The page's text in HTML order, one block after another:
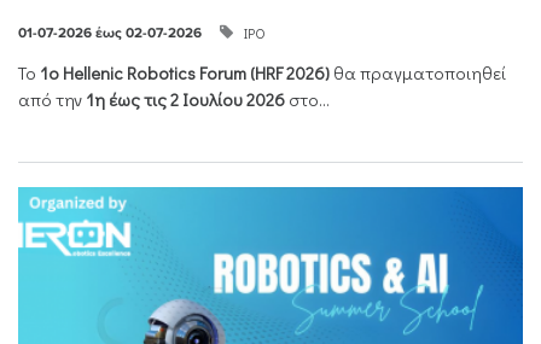
01-07-2026 έως 02-07-2026 ΙΡΟ
Το 1ο Hellenic Robotics Forum (HRF2026) θα πραγματοποιηθεί
από την 1η έως τις 2 Ιουλίου 2026 στο...